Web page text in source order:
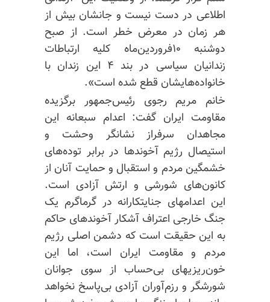
اطلاعی در دست نیست و جانشان بیش از
هر زمان در معرض خطر است. از صبح
دوشنبه ۱۰فروردین‌ماه کلیه ارتباطات
زندانیان سیاسی در بند ۴ این زندان با
خانواده‌هایشان قطع شده است».
خانم مریم رجوی رئیس‌جمهور برگزیده
مقاومت ایران گفت: اعدام سبعانه این
مجاهدان سرفراز نشانگر وحشت و
استیصال رژیم آخوندها در برابر توده‌های
خشمگین مردم و استقبال و حمایت آنان از
کانون‌های شورشی و ارتش آزادی است.
این اعدامهای جنایتکارانه در گرماگرم یک
جنگ خارجی اعتراف آشکار آخوندهای حاکم
به این حقیقت است که دشمن اصلی رژیم
مردم و مقاومت ایران است، اما این
خون‌ریزیهای بی‌حساب از سوی جوانان
شورشگر و رزم‌آوران آزادی بی‌پاسخ نخواهد